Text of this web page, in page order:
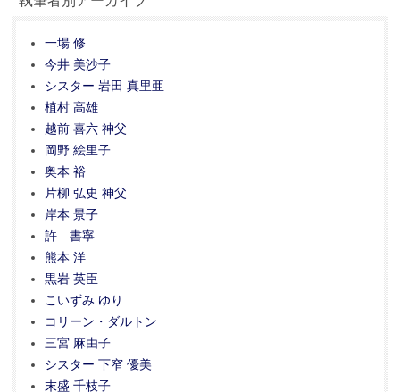
一場 修
今井 美沙子
シスター 岩田 真里亜
植村 高雄
越前 喜六 神父
岡野 絵里子
奥本 裕
片柳 弘史 神父
岸本 景子
許 書寧
熊本 洋
黒岩 英臣
こいずみ ゆり
コリーン・ダルトン
三宮 麻由子
シスター 下窄 優美
末盛 千枝子